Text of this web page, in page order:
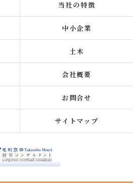
当社の特徴
中小企業
土木
会社概要
お問合せ
サイトマップ